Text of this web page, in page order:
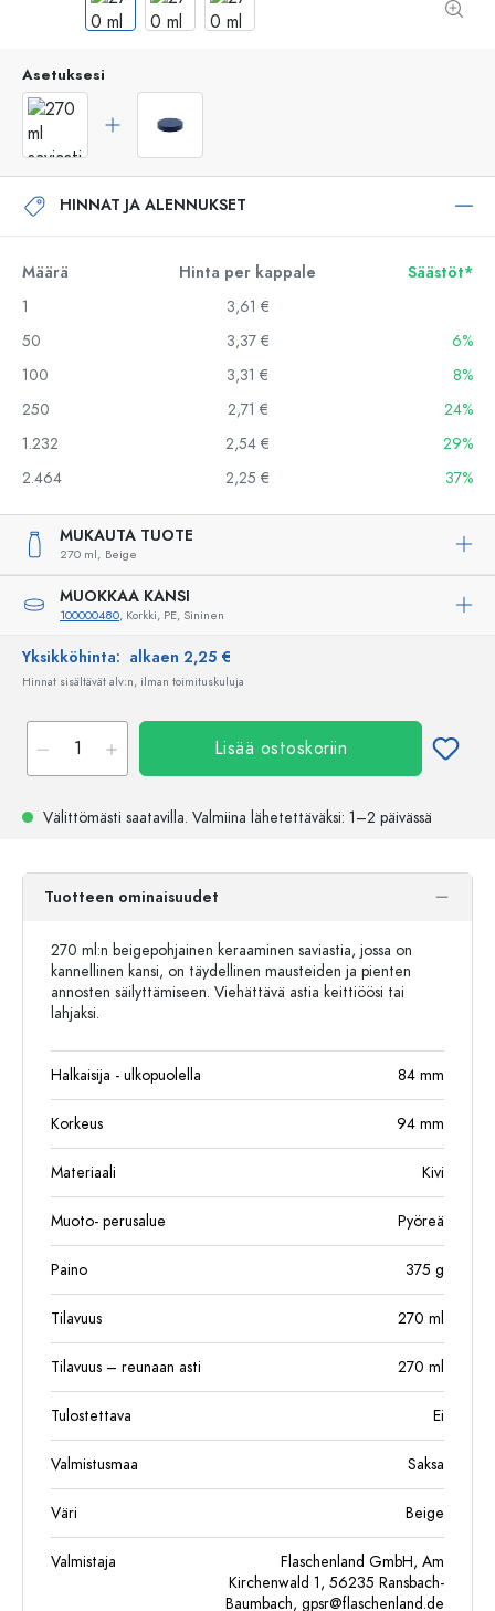
Asetuksesi
HINNAT JA ALENNUKSET
Määrä Hinta per kappale
Säästöt*
1
3,61 €
50
3,37 €
6%
100
3,31 €
8%
250
2,71 €
24%
1.232
2,54 €
29%
2.464
2,25 € 37%
MUKAUTA TUOTE
270 ml, Beige
MUOKKAA KANSI
100000480, Korkki, PE, Sininen
Yksikköhinta: alkaen 2,25 €
Hinnat sisältävät alv:n, ilman toimituskuluja
Lisää ostoskoriin
Välittömästi saatavilla. Valmiina lähetettäväksi: 1–2 päivässä
Tuotteen ominaisuudet
270 ml:n beigepohjainen keraaminen saviastia, jossa on
kannellinen kansi, on täydellinen mausteiden ja pienten
annosten säilyttämiseen. Viehättävä astia keittiöösi tai
lahjaksi.
Halkaisija - ulkopuolella 84 mm
Korkeus 94 mm
Materiaali Kivi
Muoto- perusalue Pyöreä
Paino 375 g
Tilavuus 270 ml
Tilavuus – reunaan asti 270 ml
Tulostettava Ei
Valmistusmaa Saksa
Väri Beige
Valmistaja
Flaschenland GmbH, Am
Kirchenwald 1, 56235 Ransbach-
Baumbach, gpsr@flaschenland.de